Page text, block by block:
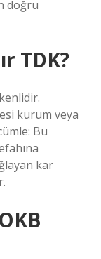
doğru
TDK?
Bu
kar